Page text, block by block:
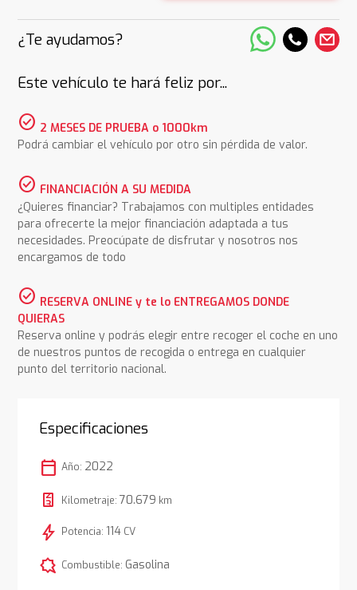
¿Te ayudamos?
Este vehículo te hará feliz por...
check_circle 2 MESES DE PRUEBA o 1000km
Podrá cambiar el vehículo por otro sin pérdida de valor.
check_circle FINANCIACIÓN A SU MEDIDA
¿Quieres financiar? Trabajamos con multiples entidades
para ofrecerte la mejor financiación adaptada a tus
necesidades. Preocúpate de disfrutar y nosotros nos
encargamos de todo
check_circle RESERVA ONLINE y te lo ENTREGAMOS DONDE
QUIERAS
Reserva online y podrás elegir entre recoger el coche en uno
de nuestros puntos de recogida o entrega en cualquier
punto del territorio nacional.
Especificaciones
calendar_today Año: 2022
Kilometraje: 70.679 km
bolt Potencia: 114CV
comic_bubble Combustible: Gasolina